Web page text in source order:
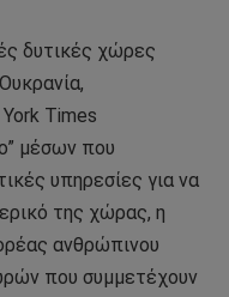
δυτικές χώρες
Times
μέσων που
υπηρεσίες για να
της χώρας, η
ανθρώπινου
που συμμετέχουν